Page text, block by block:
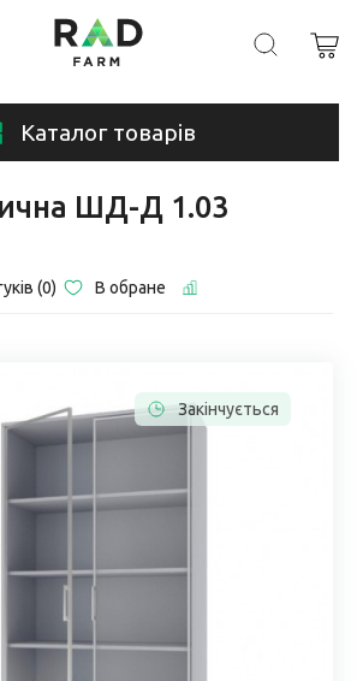
Каталог товарів
ШД-Д 1.03
(0) В обране
Закінчується